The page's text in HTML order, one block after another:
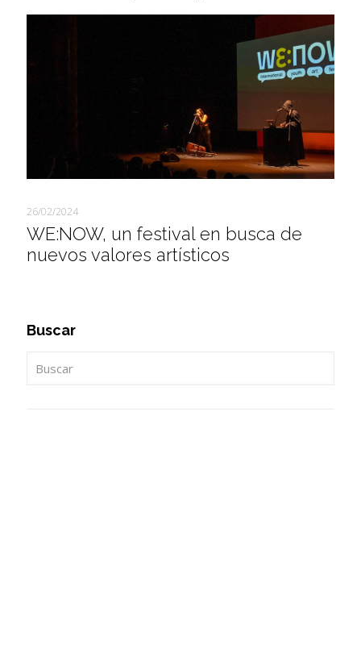
26/02/2024
WE:NOW, un festival en busca de
nuevos valores artísticos
Buscar